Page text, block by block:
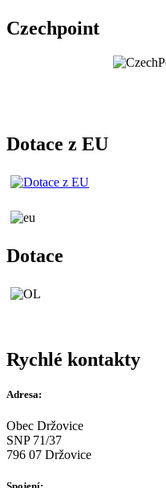
Czechpoint
Dotace z EU
Dotace
Rychlé kontakty
Adresa:
Obec Držovice
SNP 71/37
796 07 Držovice